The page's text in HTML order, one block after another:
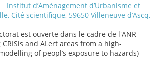
Institut d’Aménagement d’Urbanisme et
Cité scientifique, 59650 Villeneuve d’Ascq,
est ouverte dans le cadre de l'ANR
CRISis and ALert areas from a high-
of peopl’s exposure to hazards)